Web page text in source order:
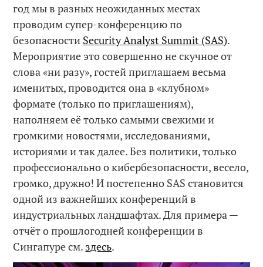
год мы в разных неожиданных местах
проводим супер-конференцию по
безопасности Security Analyst Summit (SAS).
Мероприятие это совершенно не скучное от
слова «ни разу», гостей приглашаем весьма
именитых, проводится она в «клубном»
формате (только по приглашениям),
наполняем её только самыми свежими и
громкими новостями, исследованиями,
историями и так далее. Без политики, только
профессионально о кибербезопасности, весело,
громко, дружно! И постепенно SAS становится
одной из важнейших конференций в
индустриальных ландшафтах. Для примера —
отчёт о прошлогодней конференции в
Сингапуре см. здесь.